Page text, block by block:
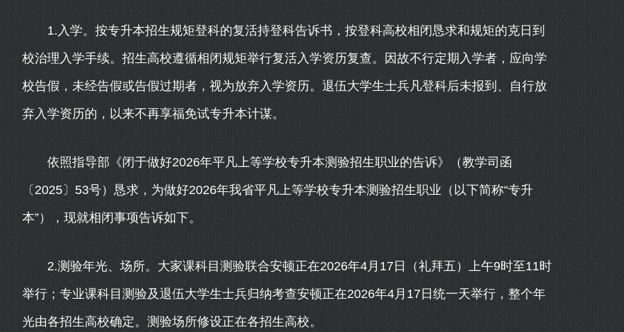
1.入学。按专升本招生规矩登科的复活持登科告诉书，按登科高校相闭恳求和规矩的克日到
校治理入学手续。招生高校遵循相闭规矩举行复活入学资历复查。因故不行定期入学者，应向学
校告假，未经告假或告假过期者，视为放弃入学资历。退伍大学生士兵凡登科后未报到、自行放
弃入学资历的，以来不再享福免试专升本计谋。
依照指导部《闭于做好2026年平凡上等学校专升本测验招生职业的告诉》（教学司函
〔2025〕53号）恳求，为做好2026年我省平凡上等学校专升本测验招生职业（以下简称“专升
本”），现就相闭事项告诉如下。
2.测验年光、场所。大家课科目测验联合安顿正在2026年4月17日（礼拜五）上午9时至11时
举行；专业课科目测验及退伍大学生士兵归纳考查安顿正在2026年4月17日统一天举行，整个年
光由各招生高校确定。测验场所修设正在各招生高校。